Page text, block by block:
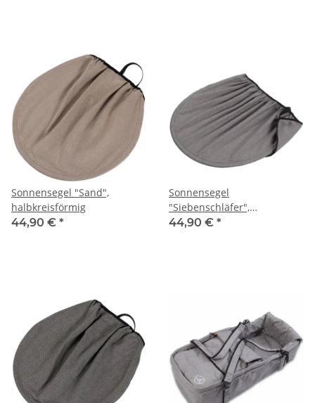
Sonnensegel "Sand",
halbkreisförmig
44,90 € *
Sonnensegel
"Siebenschläfer",
halbkreisförmig, grau-
44,90 € *